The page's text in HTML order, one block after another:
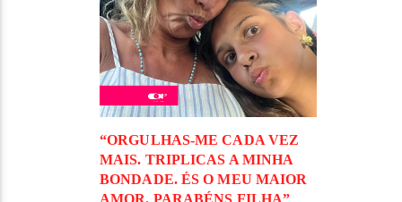
“ORGULHAS-ME CADA VEZ
MAIS. TRIPLICAS A MINHA
BONDADE. ÉS O MEU MAIOR
AMOR. PARABÉNS FILHA”